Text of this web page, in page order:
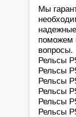
Мы
поможем
вопросы.
Рельсы
Рельсы
Рельсы
Рельсы
Рельсы
Рельсы